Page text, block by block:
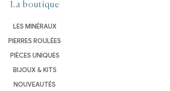
La boutique
LES MINÉRAUX
PIERRES ROULÉES
PIÈCES UNIQUES
BIJOUX & KITS
NOUVEAUTÉS